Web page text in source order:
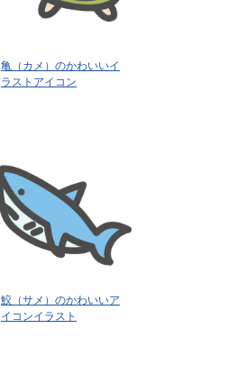
亀（カメ）のかわいいイ
ラストアイコン
鮫（サメ）のかわいいア
イコンイラスト